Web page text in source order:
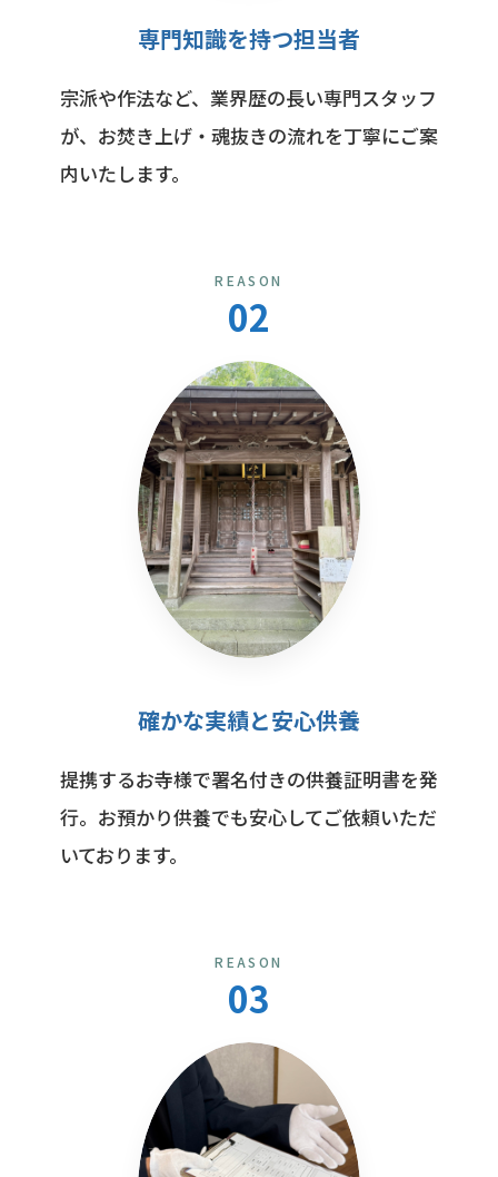
専門知識を持つ担当者
宗派や作法など、業界歴の長い専門スタッフ
が、お焚き上げ・魂抜きの流れを丁寧にご案
内いたします。
REASON
02
確かな実績と安心供養
提携するお寺様で署名付きの供養証明書を発
行。お預かり供養でも安心してご依頼いただ
いております。
REASON
03